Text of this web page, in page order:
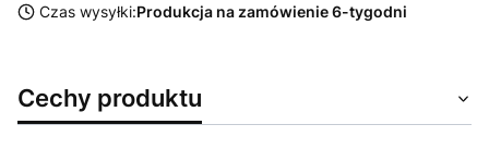
Czas wysyłki:Produkcja na zamówienie 6-tygodni
Cechy produktu